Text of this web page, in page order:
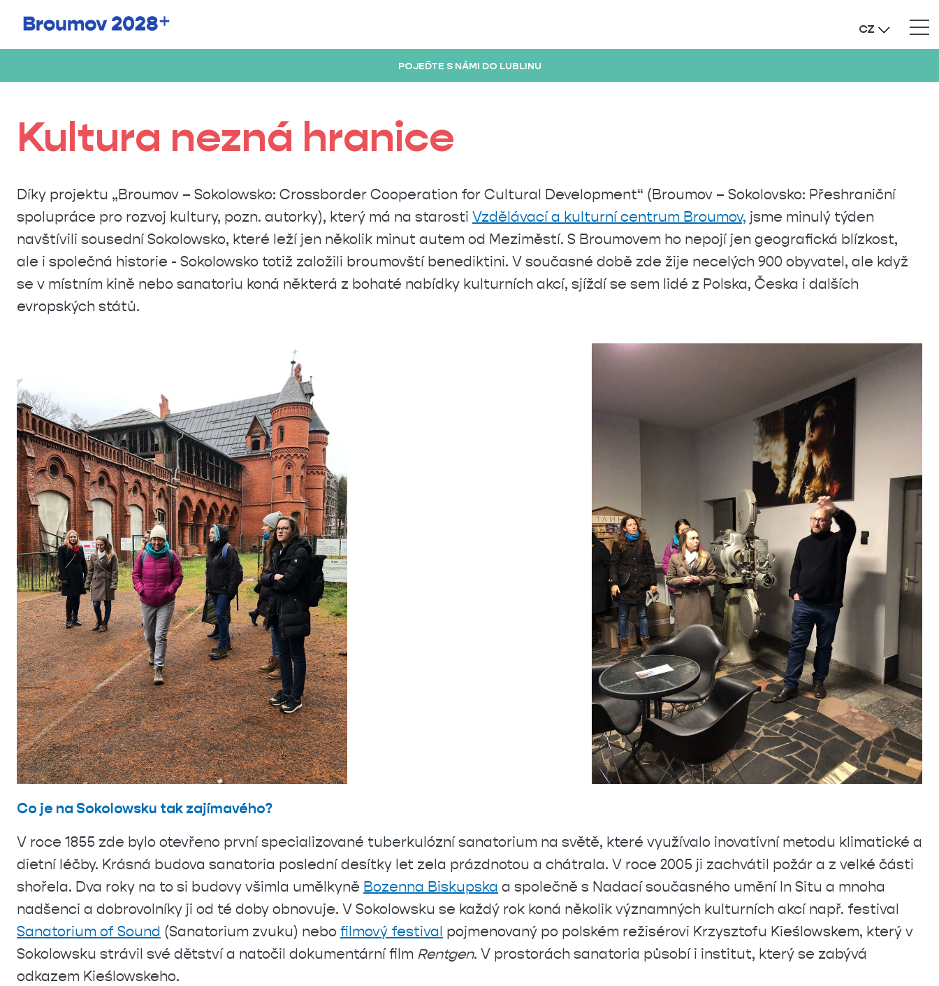
CZ
POJEĎTE S NÁMI DO LUBLINU
Kultura nezná hranice
Díky projektu „Broumov – Sokolowsko: Crossborder Cooperation for Cultural Development“ (Broumov – Sokolovsko: Přeshraniční
spolupráce pro rozvoj kultury, pozn. autorky), který má na starosti Vzdělávací a kulturní centrum Broumov, jsme minulý týden
navštívili sousední Sokolowsko, které leží jen několik minut autem od Meziměstí. S Broumovem ho nepojí jen geografická blízkost,
ale i společná historie - Sokolowsko totiž založili broumovští benediktini. V současné době zde žije necelých 900 obyvatel, ale když
se v místním kině nebo sanatoriu koná některá z bohaté nabídky kulturních akcí, sjíždí se sem lidé z Polska, Česka i dalších
evropských států.
Co je na Sokolowsku tak zajímavého?
V roce 1855 zde bylo otevřeno první specializované tuberkulózní sanatorium na světě, které využívalo inovativní metodu klimatické a
dietní léčby. Krásná budova sanatoria poslední desítky let zela prázdnotou a chátrala. V roce 2005 ji zachvátil požár a z velké části
shořela. Dva roky na to si budovy všimla umělkyně Bozenna Biskupska a společně s Nadací současného umění In Situ a mnoha
nadšenci a dobrovolníky ji od té doby obnovuje. V Sokolowsku se každý rok koná několik významných kulturních akcí např. festival
Sanatorium of Sound (Sanatorium zvuku) nebo filmový festival pojmenovaný po polském režisérovi Krzysztofu Kieślowskem, který v
Sokolowsku strávil své dětství a natočil dokumentární film Rentgen. V prostorách sanatoria působí i institut, který se zabývá
odkazem Kieślowskeho.